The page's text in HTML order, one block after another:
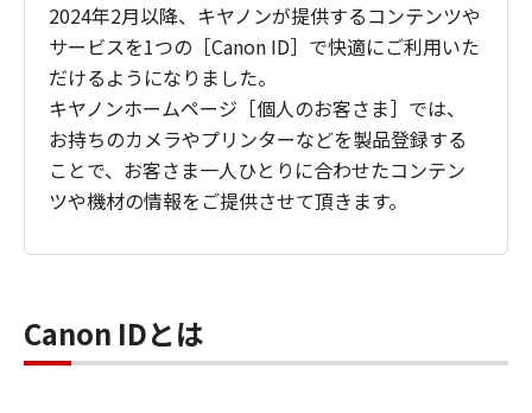
2024年2月以降、キヤノンが提供するコンテンツや
サービスを1つの［Canon ID］で快適にご利用いた
だけるようになりました。
キヤノンホームページ［個人のお客さま］では、
お持ちのカメラやプリンターなどを製品登録する
ことで、お客さま一人ひとりに合わせたコンテン
ツや機材の情報をご提供させて頂きます。
Canon IDとは